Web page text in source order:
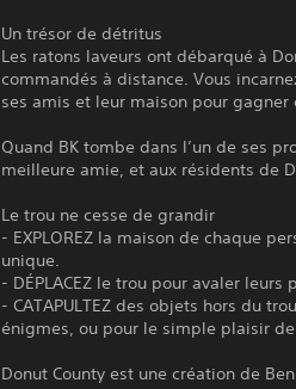
Un trésor de détritus
Les ratons laveurs ont débarqué à
commandés à distance. Vous
ses amis et leur maison pour
Quand BK tombe dans l’un de ses
meilleure amie, et aux résidents de
Le trou ne cesse de grandir
- EXPLOREZ la maison de chaque
unique.
- DÉPLACEZ le trou pour avaler
- CATAPULTEZ des objets hors du
énigmes, ou pour le simple plaisir
Donut County est une création de